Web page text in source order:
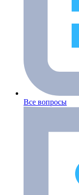
Все вопросы